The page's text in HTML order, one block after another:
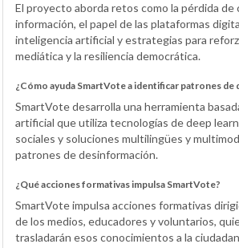
El proyecto aborda retos como la pérdida de
información, el papel de las plataformas
inteligencia artificial y estrategias para
mediática y la resiliencia democrática.
¿Cómo ayuda SmartVote a identificar patrones de
SmartVote desarrolla una herramienta
artificial que utiliza tecnologías de deep
sociales y soluciones multilingües y
patrones de desinformación.
¿Qué acciones formativas impulsa SmartVote?
SmartVote impulsa acciones formativas
de los medios, educadores y voluntarios,
trasladarán esos conocimientos a la